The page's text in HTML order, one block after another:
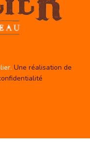
Une réalisation de